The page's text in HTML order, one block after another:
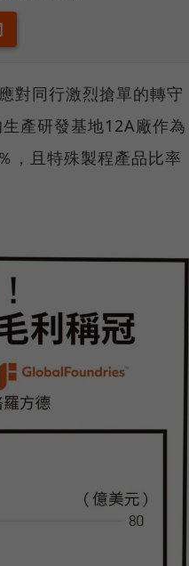
對同行激烈搶單的轉守
產研發基地12A廠作為
，且特殊製程產品比率